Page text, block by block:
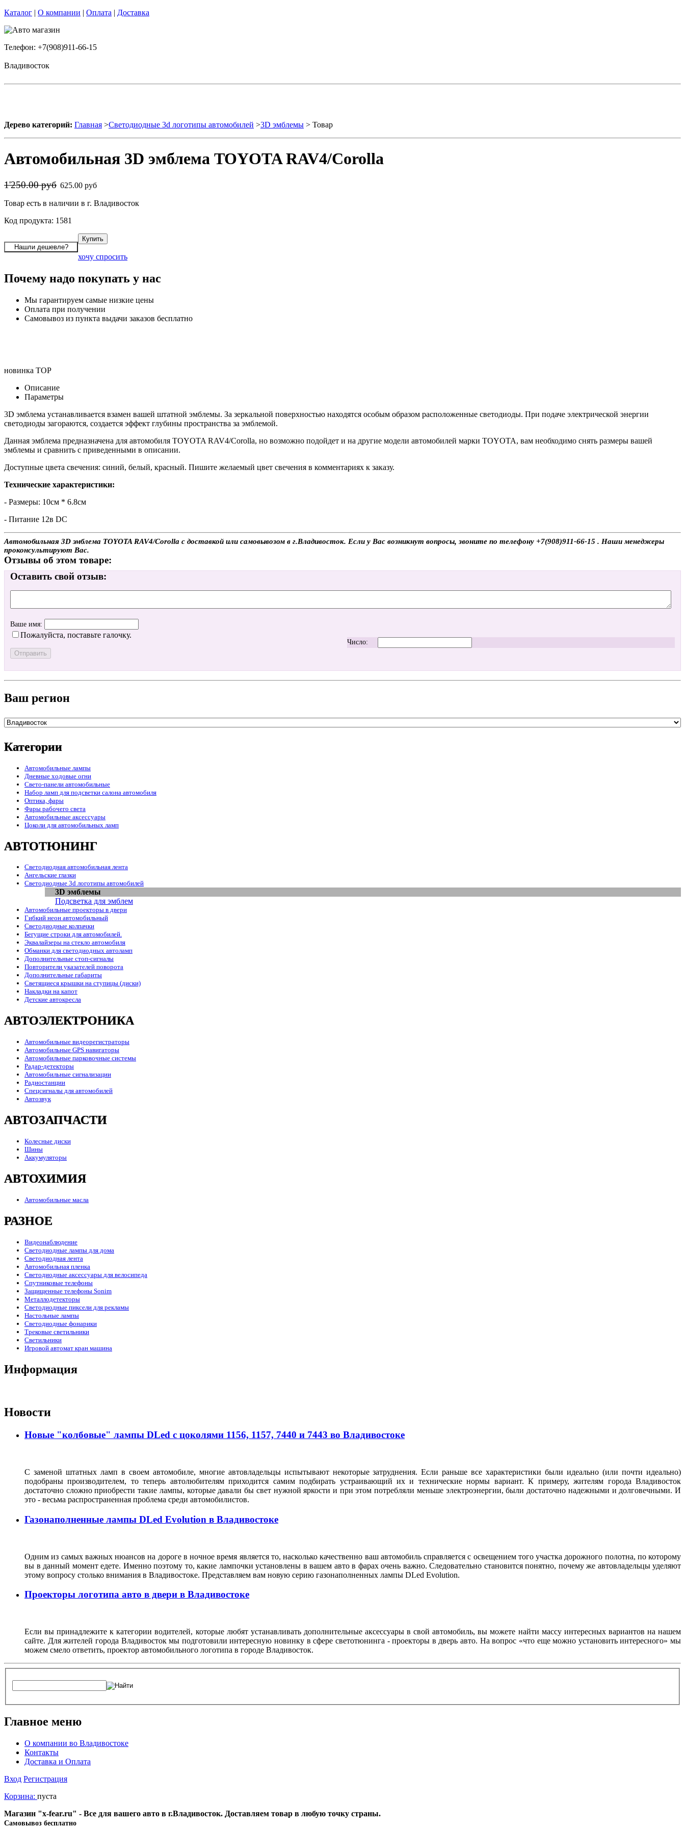
Каталог | О компании | Оплата | Доставка
Телефон: +7(908)911-66-15
Владивосток
Дерево категорий: Главная >Светодиодные 3d логотипы автомобилей >3D эмблемы > Товар
Автомобильная 3D эмблема TOYOTA RAV4/Corolla
1'250.00 руб 625.00 руб
Товар есть в наличии в г. Владивосток
Код продукта: 1581
хочу спросить
Почему надо покупать у нас
Мы гарантируем самые низкие цены
Оплата при получении
Самовывоз из пункта выдачи заказов бесплатно
новинка TOP
Описание
Параметры
3D эмблема устанавливается взамен вашей штатной эмблемы. За зеркальной поверхностью находятся особым образом расположенные светодиоды. При подаче электрической энергии
светодиоды загораются, создается эффект глубины пространства за эмблемой.
Данная эмблема предназначена для автомобиля TOYOTA RAV4/Corolla, но возможно подойдет и на другие модели автомобилей марки TOYOTA, вам необходимо снять размеры вашей
эмблемы и сравнить с приведенными в описании.
Доступные цвета свечения: синий, белый, красный. Пишите желаемый цвет свечения в комментариях к заказу.
Технические характеристики:
- Размеры: 10см * 6.8см
- Питание 12в DC
Автомобильная 3D эмблема TOYOTA RAV4/Corolla с доставкой или самовывозом в г.Владивосток. Если у Вас возникнут вопросы, звоните по телефону +7(908)911-66-15 . Наши менеджеры
проконсультируют Вас.
Отзывы об этом товаре:
Оставить свой отзыв:
Ваше имя:
Пожалуйста, поставьте галочку.
Число:
Ваш регион
Категории
Автомобильные лампы
Дневные ходовые огни
Свето-панели автомобильные
Набор ламп для подсветки салона автомобиля
Оптика, фары
Фары рабочего света
Автомобильные аксессуары
Цоколи для автомобильных ламп
АВТОТЮНИНГ
Светодиодная автомобильная лента
Ангельские глазки
Светодиодные 3d логотипы автомобилей
3D эмблемы
Подсветка для эмблем
Автомобильные проекторы в двери
Гибкий неон автомобильный
Светодиодные колпачки
Бегущие строки для автомобилей.
Эквалайзеры на стекло автомобиля
Обманки для светодиодных автоламп
Дополнительные стоп-сигналы
Повторители указателей поворота
Дополнительные габариты
Светящиеся крышки на ступицы (диски)
Накладки на капот
Детские автокресла
АВТОЭЛЕКТРОНИКА
Автомобильные видеорегистраторы
Автомобильные GPS навигаторы
Автомобильные парковочные системы
Радар-детекторы
Автомобильные сигнализации
Радиостанции
Спецсигналы для автомобилей
Автозвук
АВТОЗАПЧАСТИ
Колесные диски
Шины
Аккумуляторы
АВТОХИМИЯ
Автомобильные масла
РАЗНОЕ
Видеонаблюдение
Светодиодные лампы для дома
Светодиодная лента
Автомобильная пленка
Светодиодные аксессуары для велосипеда
Спутниковые телефоны
Защищенные телефоны Sonim
Металлодетекторы
Светодиодные пиксели для рекламы
Настольные лампы
Светодиодные фонарики
Трековые светильники
Светильники
Игровой автомат кран машина
Информация
Новости
Новые "колбовые" лампы DLed с цоколями 1156, 1157, 7440 и 7443 во Владивостоке
С заменой штатных ламп в своем автомобиле, многие автовладельцы испытывают некоторые затруднения. Если раньше все характеристики были идеально (или почти идеально)
подобраны производителем, то теперь автолюбителям приходится самим подбирать устраивающий их и технические нормы вариант. К примеру, жителям города Владивосток
достаточно сложно приобрести такие лампы, которые давали бы свет нужной яркости и при этом потребляли меньше электроэнергии, были достаточно надежными и долговечными. И
это - весьма распространенная проблема среди автомобилистов.
Газонаполненные лампы DLed Evolution в Владивостоке
Одним из самых важных нюансов на дороге в ночное время является то, насколько качественно ваш автомобиль справляется с освещением того участка дорожного полотна, по которому
вы в данный момент едете. Именно поэтому то, какие лампочки установлены в вашем авто в фарах очень важно. Следовательно становится понятно, почему же автовладельцы уделяют
этому вопросу столько внимания в Владивостоке. Представляем вам новую серию газонаполненных лампы DLed Evolution.
Проекторы логотипа авто в двери в Владивостоке
Если вы принадлежите к категории водителей, которые любят устанавливать дополнительные аксессуары в свой автомобиль, вы можете найти массу интересных вариантов на нашем
сайте. Для жителей города Владивосток мы подготовили интересную новинку в сфере светотюнинга - проекторы в дверь авто. На вопрос «что еще можно установить интересного» мы
можем смело ответить, проектор автомобильного логотипа в городе Владивосток.
Главное меню
О компании во Владивостоке
Контакты
Доставка и Оплата
Вход Регистрация
Корзина: пуста
Магазин "x-fear.ru" - Все для вашего авто в г.Владивосток. Доставляем товар в любую точку страны.
Cамовывоз бесплатно